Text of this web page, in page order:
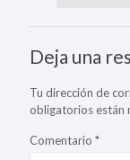
Deja una
Tu dirección de
obligatorios están
Comentario *